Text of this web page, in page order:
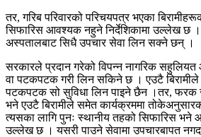
तर,गरिब परिवारको परिचयपत्र भएका
सिफारिस आवश्यक नहुने निर्देशिकामा उल्लेख छ ।
अस्पतालबाट सिधै उपचार सेवा लिन सक्ने छन् ।
सरकारले प्रदान गरेको विपन्न नागरिक
वा पटकपटक गरी लिन सकिने छ । एउटै बिरामीले
पटकपटक सो सुविधा लिन पाइने छैन ।तर,फरक
भने एउटै बिरामीले समेत कार्यक्रममा
त्यसका लागि पुनः स्थानीय तहको सिफारिस भने
उल्लेख छ । यसरी पाउने सेवामा उपचारबापत